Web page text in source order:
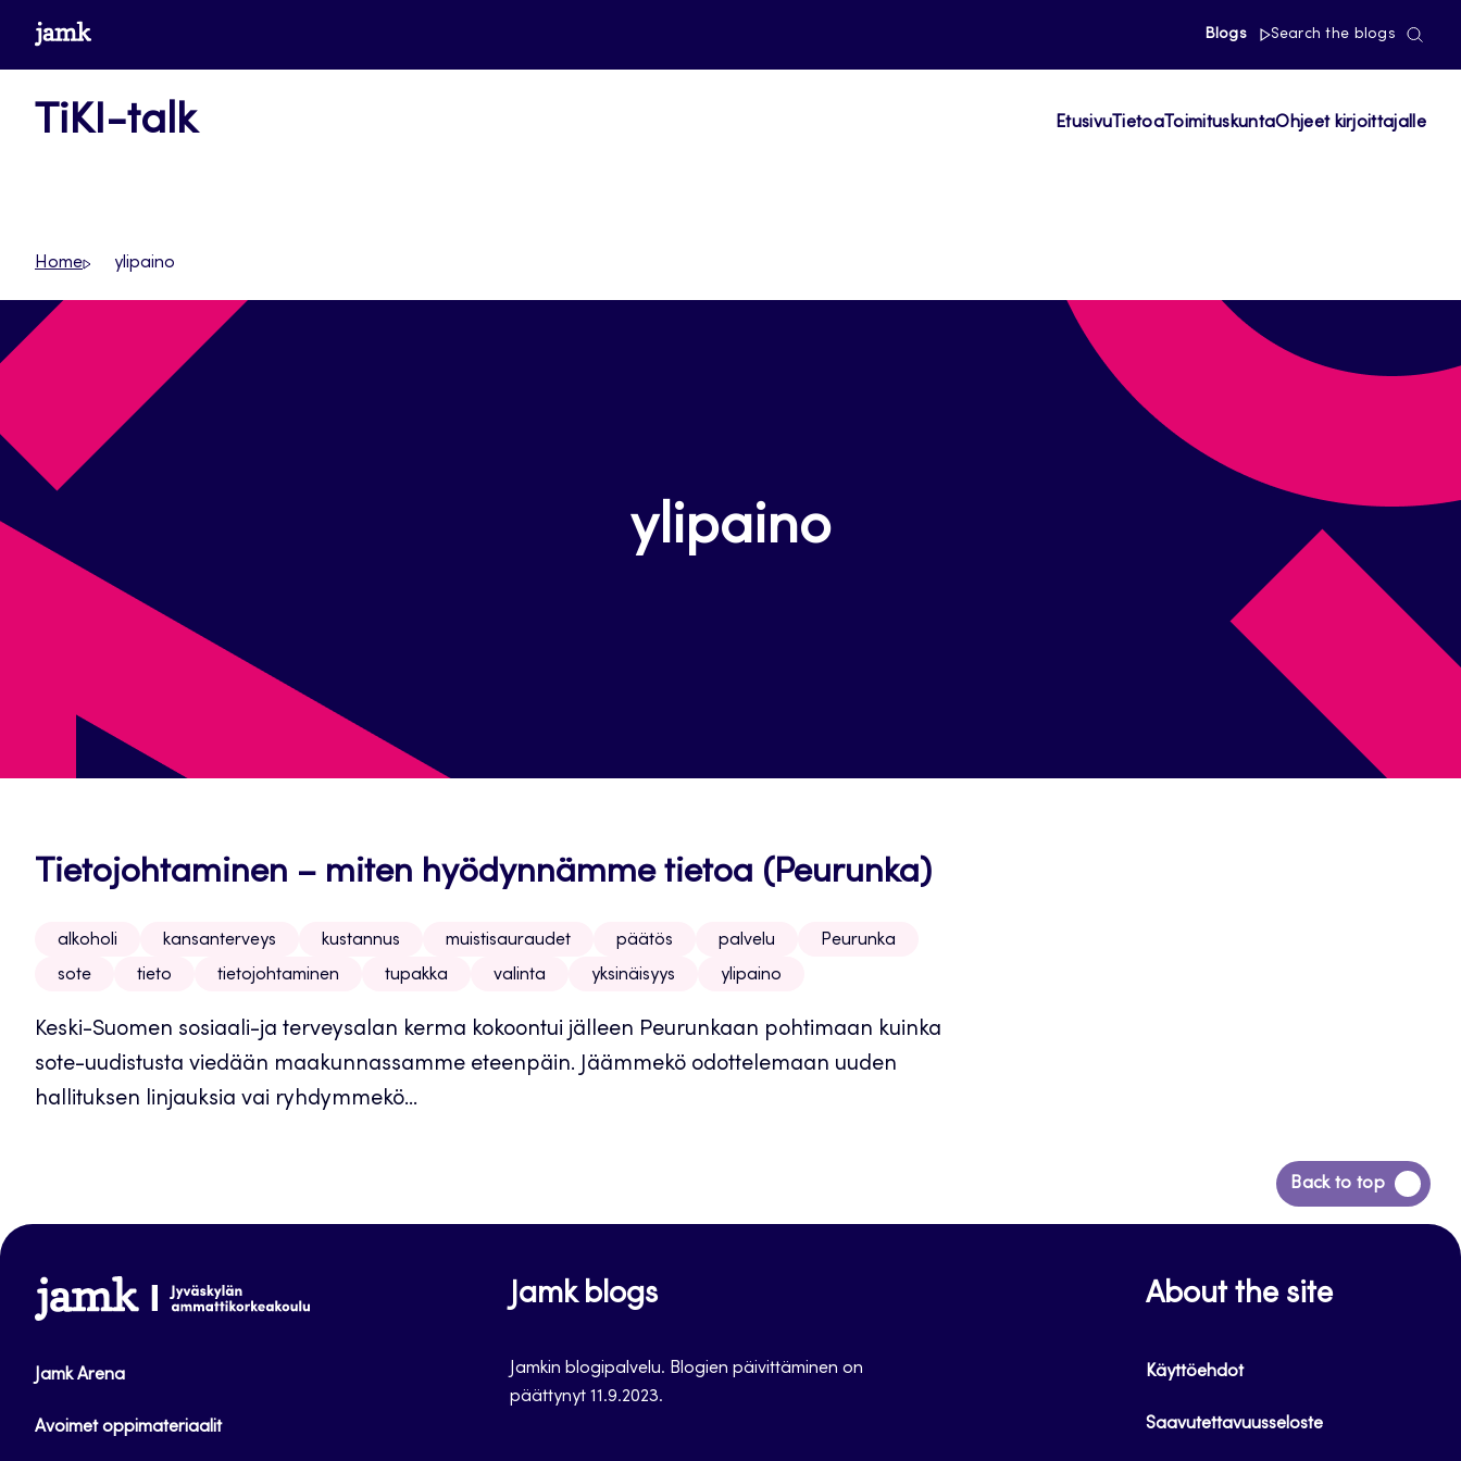
Siirrywww.jamk.fi Blogs Search the blogs
TiKI-talk Etusivu Tietoa ToimituskuntaOhjeet kirjoittajalle
Home ylipaino
ylipaino
Tietojohtaminen – miten hyödynnämme tietoa (Peurunka)
alkoholi kansanterveys kustannus muistisauraudet päätös palvelu
Peurunka
sote
tieto tietojohtaminen tupakka valinta yksinäisyys ylipaino
Keski-Suomen sosiaali-ja terveysalan kerma kokoontui jälleen Peurunkaan pohtimaan kuinka
sote-uudistusta viedään maakunnassamme eteenpäin. Jäämmekö odottelemaan uuden
hallituksen linjauksia vai ryhdymmekö...
Back to top
Siirry
takaisin
www.jamk.fi
Jamk Arena
Avoimet oppimateriaalit
Jamk blogs
Jamkin blogipalvelu. Blogien päivittäminen on
päättynyt 11.9.2023.
About the site
Käyttöehdot
Saavutettavuusseloste